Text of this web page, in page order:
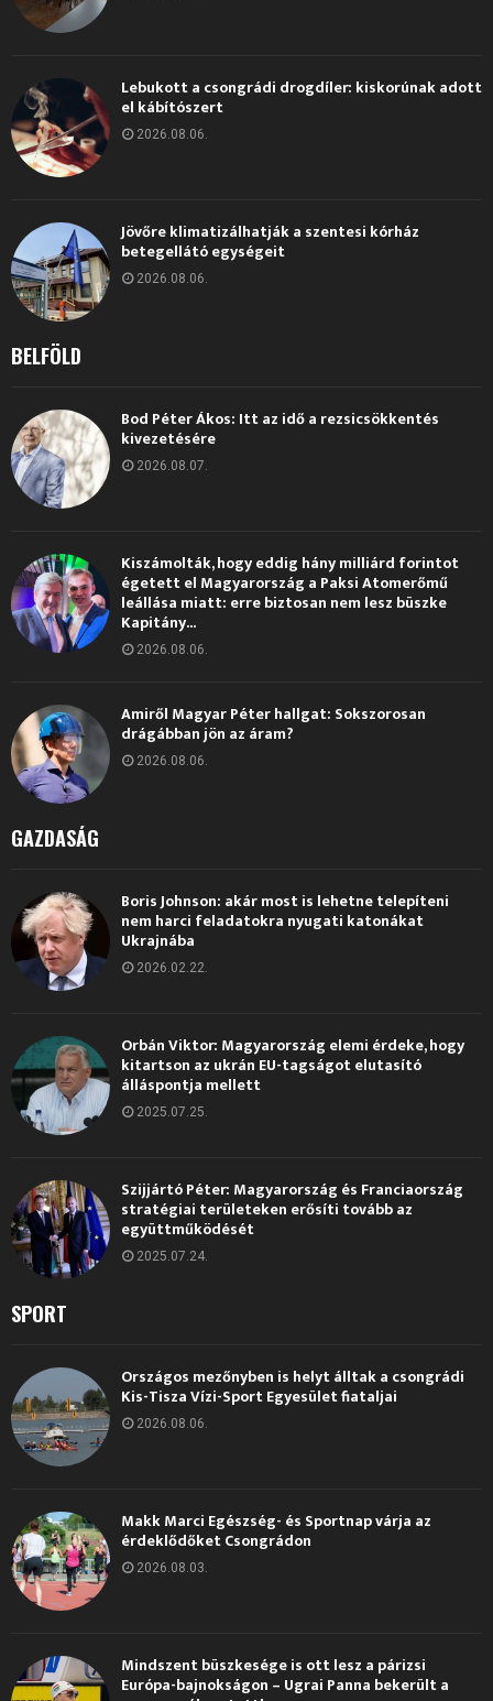
Lebukott a csongrádi drogdíler: kiskorúnak adott
el kábítószert
2026.08.06.
Jövőre klimatizálhatják a szentesi kórház
betegellátó egységeit
2026.08.06.
BELFÖLD
Bod Péter Ákos: Itt az idő a rezsicsökkentés
kivezetésére
2026.08.07.
Kiszámolták, hogy eddig hány milliárd forintot
égetett el Magyarország a Paksi Atomerőmű
leállása miatt: erre biztosan nem lesz büszke
Kapitány...
2026.08.06.
Amiről Magyar Péter hallgat: Sokszorosan
drágábban jön az áram?
2026.08.06.
GAZDASÁG
Boris Johnson: akár most is lehetne telepíteni
nem harci feladatokra nyugati katonákat
Ukrajnába
2026.02.22.
Orbán Viktor: Magyarország elemi érdeke, hogy
kitartson az ukrán EU-tagságot elutasító
álláspontja mellett
2025.07.25.
Szijjártó Péter: Magyarország és Franciaország
stratégiai területeken erősíti tovább az
együttműködését
2025.07.24.
SPORT
Országos mezőnyben is helyt álltak a csongrádi
Kis-Tisza Vízi-Sport Egyesület fiataljai
2026.08.06.
Makk Marci Egészség- és Sportnap várja az
érdeklődőket Csongrádon
2026.08.03.
Mindszent büszkesége is ott lesz a párizsi
Európa-bajnokságon – Ugrai Panna bekerült a